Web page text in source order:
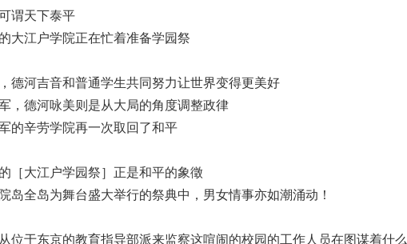
谓天下泰平
大江户学院正在忙着准备学园祭
德河吉音和普通学生共同努力让世界变得更美好
，德河咏美则是从大局的角度调整政律
的辛劳学院再一次取回了和平
［大江户学园祭］正是和平的象徵
岛全岛为舞台盛大举行的祭典中，男女情事亦如潮涌动！
位于东京的教育指导部派来监察这喧闹的校园的工作人员在图谋着什么